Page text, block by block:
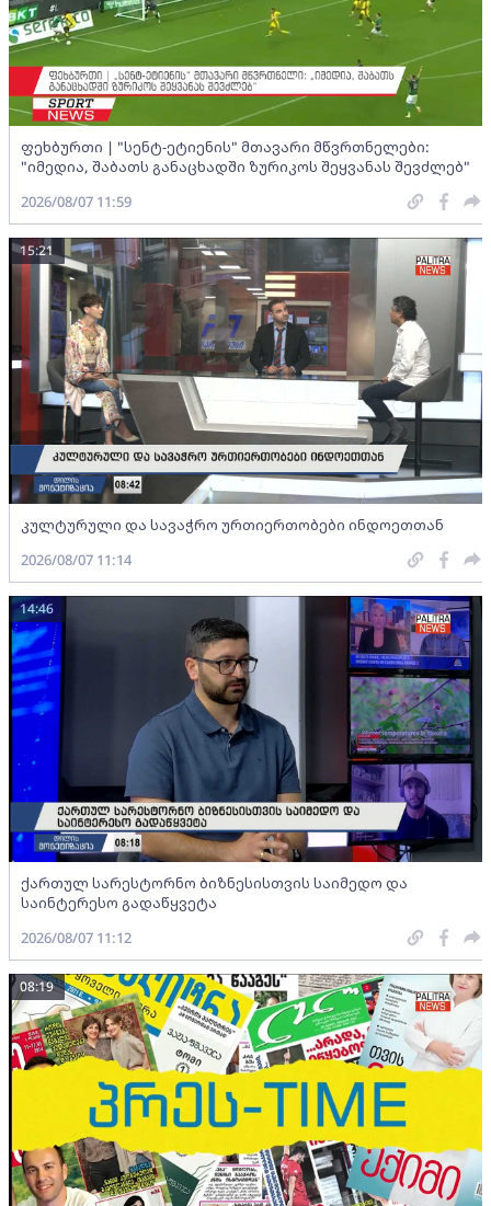
ფეხბურთი | "სენტ-ეტიენის" მთავარი მწვრთნელები:
"იმედია, შაბათს განაცხადში ზურიკოს შეყვანას შევძლებ"
2026/08/07 11:59
კულტურული და სავაჭრო ურთიერთობები ინდოეთთან
15:21
2026/08/07 11:14
ქართულ სარესტორნო ბიზნესისთვის საიმედო და
საინტერესო გადაწყვეტა
14:46
2026/08/07 11:12
08:19